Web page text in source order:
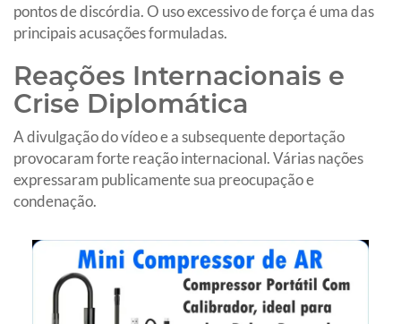
pontos de discórdia. O uso excessivo de força é uma das
principais acusações formuladas.
Reações Internacionais e
Crise Diplomática
A divulgação do vídeo e a subsequente deportação
provocaram forte reação internacional. Várias nações
expressaram publicamente sua preocupação e
condenação.